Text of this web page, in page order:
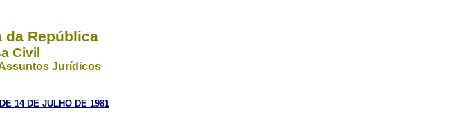
da República
Civil
Jurídicos
14 DE JULHO DE 1981